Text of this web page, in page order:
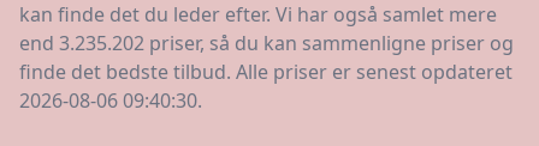
kan finde det du leder efter. Vi har også samlet mere
end 3.235.202 priser, så du kan sammenligne priser og
finde det bedste tilbud. Alle priser er senest opdateret
2026-08-06 09:40:30.